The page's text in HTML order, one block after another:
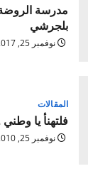
مدرسة
بلجرشي
نوفمبر 25, 2017
المقالات
فلتهنأ يا
نوفمبر 25, 2010